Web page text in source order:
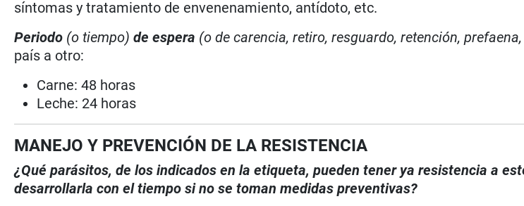
síntomas y tratamiento de envenenamiento, antídoto, etc.
Periodo (o tiempo) de espera (o de carencia, retiro, resguardo, retención,
país a otro:
Carne: 48 horas
Leche: 24 horas
MANEJO Y PREVENCIÓN DE LA RESISTENCIA
¿Qué parásitos, de los indicados en la etiqueta, pueden tener ya resistencia a
desarrollarla con el tiempo si no se toman medidas preventivas?